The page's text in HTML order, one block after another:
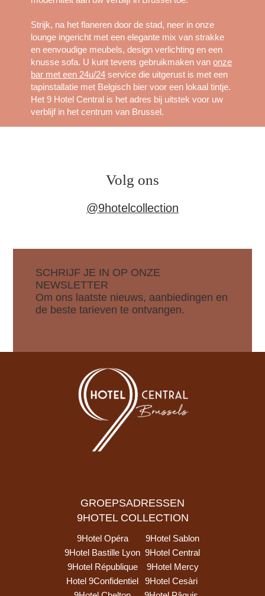
Strijk, na het flaneren door de stad, neer in onze
lounge ingericht met een elegante mix van strakke
en eenvoudige meubels, design verlichting en een
knusse sofa. U kunt tevens gebruikmaken vanonze
bar met een 24u/24 service die uitgerust is met een
tapinstallatie met Belgisch bier voor een lokaal tintje.
Het 9 Hotel Central is het adres bij uitstek voor uw
verblijf in het centrum van Brussel.
Volg ons
@9hotelcollection
SCHRIJF JE IN OP ONZE
NEWSLETTER
Om ons laatste nieuws, aanbiedingen en
de beste tarieven te ontvangen.
GROEPSADRESSEN
9HOTEL COLLECTION
9Hotel Opéra
9Hotel Sablon
9Hotel Bastille Lyon 9Hotel Central
9Hotel République
9Hotel Mercy
Hotel 9Confidentiel
9Hotel Cesàri